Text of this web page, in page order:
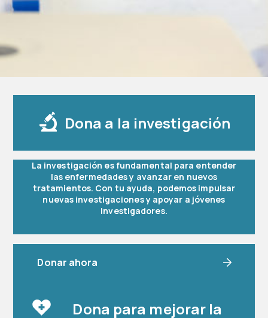
Dona a la investigación
La investigación es fundamental para entender
las enfermedades y avanzar en nuevos
tratamientos. Con tu ayuda, podemos impulsar
nuevas investigaciones y apoyar a jóvenes
investigadores.
Donar ahora
Dona para mejorar la